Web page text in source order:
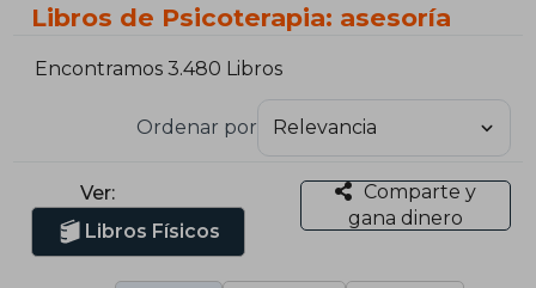
Libros de Psicoterapia: asesoría
Encontramos 3.480 Libros
Ordenar por
Ver:
Libros Físicos
Comparte y
gana dinero